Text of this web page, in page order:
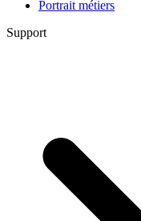
Portrait métiers
Support